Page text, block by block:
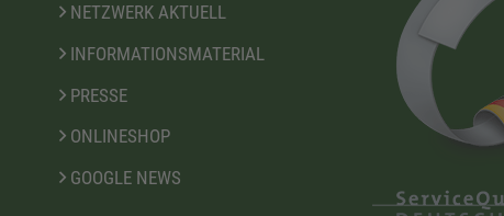
NETZWERK AKTUELL
INFORMATIONSMATERIAL
PRESSE
ONLINESHOP
GOOGLE NEWS